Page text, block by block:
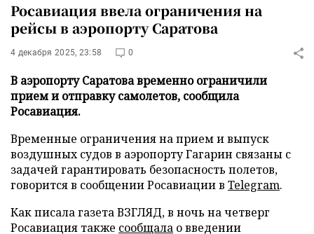
Росавиация ввела ограничения на
рейсы в аэропорту Саратова
4 декабря 2025, 23:58 0
В аэропорту Саратова временно ограничили
прием и отправку самолетов, сообщила
Росавиация.
Временные ограничения на прием и выпуск
воздушных судов в аэропорту Гагарин связаны с
задачей гарантировать безопасность полетов,
говорится в сообщении Росавиации в Telegram.
Как писала газета ВЗГЛЯД, в ночь на четверг
Росавиация также сообщала о введении